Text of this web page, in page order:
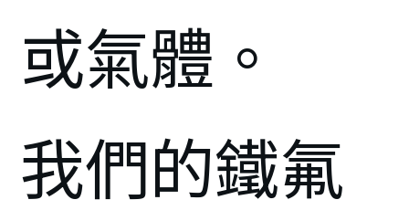
或氣體。
我們的鐵氟